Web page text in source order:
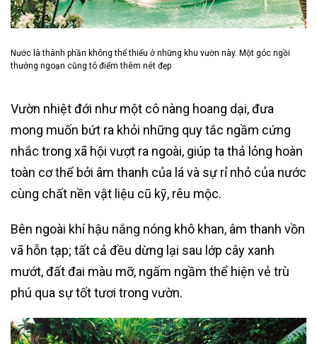
Nước là thành phần không thể thiếu ở những khu vườn này. Một góc ngồi
thưởng ngoạn cũng tô điểm thêm nét đẹp
Vườn nhiệt đới như một cô nàng hoang dại, đưa
mong muốn bứt ra khỏi những quy tắc ngầm cứng
nhắc trong xã hội vượt ra ngoài, giúp ta thả lỏng hoàn
toàn cơ thể bởi âm thanh của lá và sự rỉ nhỏ của nước
cùng chất nền vật liệu cũ kỹ, rêu mộc.
Bên ngoài khí hậu nắng nóng khô khan, âm thanh vồn
vã hỗn tạp; tất cả đều dừng lại sau lớp cây xanh
mướt, đất đai màu mỡ, ngấm ngầm thể hiện vẻ trù
phú qua sự tốt tươi trong vườn.